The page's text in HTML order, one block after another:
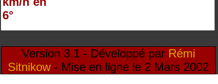
6°
Version 3.1 - Développé par Rémi
Sitnikow- Mise en ligne le 2 Mars 2002